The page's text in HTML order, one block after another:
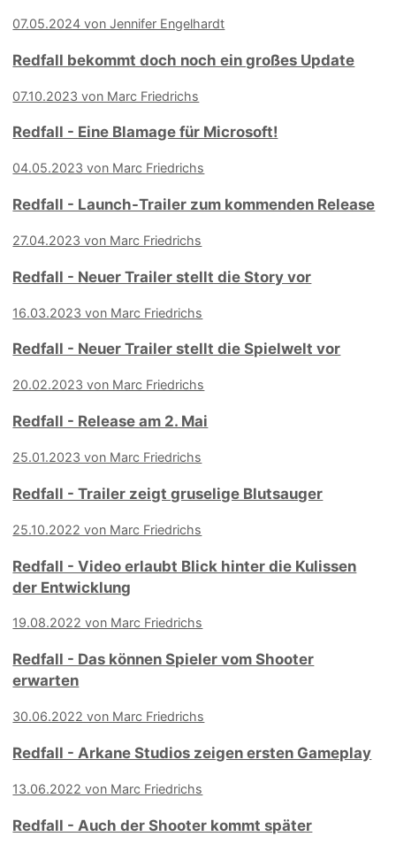
07.05.2024 von Jennifer Engelhardt
Redfall bekommt doch noch ein großes Update
07.10.2023 von Marc Friedrichs
Redfall - Eine Blamage für Microsoft!
04.05.2023 von Marc Friedrichs
Redfall - Launch-Trailer zum kommenden Release
27.04.2023 von Marc Friedrichs
Redfall - Neuer Trailer stellt die Story vor
16.03.2023 von Marc Friedrichs
Redfall - Neuer Trailer stellt die Spielwelt vor
20.02.2023 von Marc Friedrichs
Redfall - Release am 2. Mai
25.01.2023 von Marc Friedrichs
Redfall - Trailer zeigt gruselige Blutsauger
25.10.2022 von Marc Friedrichs
Redfall - Video erlaubt Blick hinter die Kulissen
der Entwicklung
19.08.2022 von Marc Friedrichs
Redfall - Das können Spieler vom Shooter
erwarten
30.06.2022 von Marc Friedrichs
Redfall - Arkane Studios zeigen ersten Gameplay
13.06.2022 von Marc Friedrichs
Redfall - Auch der Shooter kommt später